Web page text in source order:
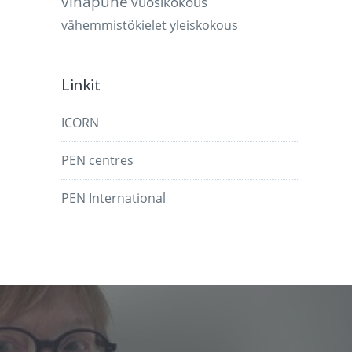
vähemmistökieletyleiskokous
Linkit
ICORN
PEN centres
PEN International